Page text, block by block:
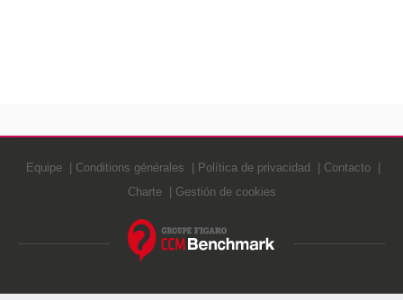
Equipe Conditions générales Política de privacidad
Contacto
Charte
Gestión de cookies